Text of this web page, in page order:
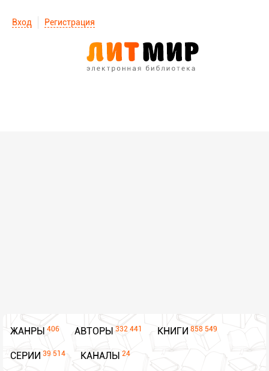
Вход Регистрация
ЖАНРЫ 406 АВТОРЫ 332 441 КНИГИ 858 549
СЕРИИ 39 514 КАНАЛЫ 24